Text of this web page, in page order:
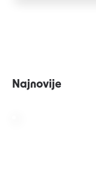
Najnovije